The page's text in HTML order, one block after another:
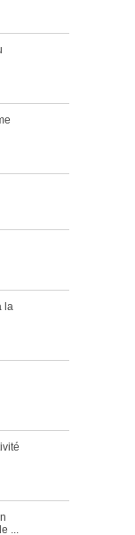
la
...